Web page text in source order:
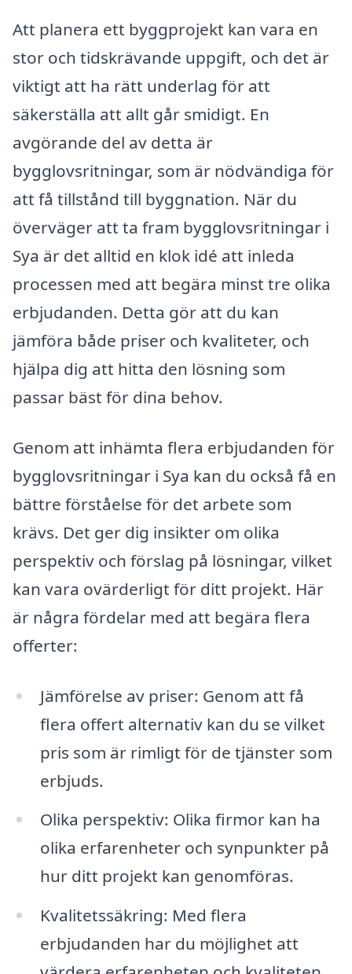
Att planera ett byggprojekt kan vara en
stor och tidskrävande uppgift, och det är
viktigt att ha rätt underlag för att
säkerställa att allt går smidigt. En
avgörande del av detta är
bygglovsritningar, som är nödvändiga för
att få tillstånd till byggnation. När du
överväger att ta fram bygglovsritningar i
Sya är det alltid en klok idé att inleda
processen med att begära minst tre olika
erbjudanden. Detta gör att du kan
jämföra både priser och kvaliteter, och
hjälpa dig att hitta den lösning som
passar bäst för dina behov.
Genom att inhämta flera erbjudanden för
bygglovsritningar i Sya kan du också få en
bättre förståelse för det arbete som
krävs. Det ger dig insikter om olika
perspektiv och förslag på lösningar, vilket
kan vara ovärderligt för ditt projekt. Här
är några fördelar med att begära flera
offerter:
Jämförelse av priser: Genom att få
flera offert alternativ kan du se vilket
pris som är rimligt för de tjänster som
erbjuds.
Olika perspektiv: Olika firmor kan ha
olika erfarenheter och synpunkter på
hur ditt projekt kan genomföras.
Kvalitetssäkring: Med flera
erbjudanden har du möjlighet att